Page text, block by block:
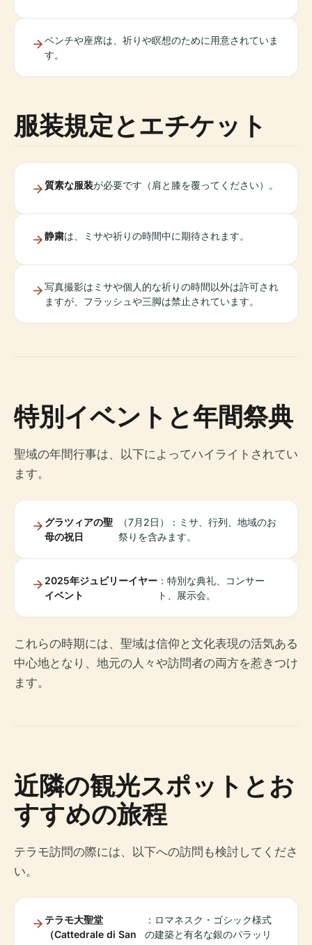
ベンチや座席は、祈りや瞑想のために用意されていま
す。
服装規定とエチケット
質素な服装が必要です（肩と膝を覆ってください）。
静粛は、ミサや祈りの時間中に期待されます。
写真撮影はミサや個人的な祈りの時間以外は許可され
ますが、フラッシュや三脚は禁止されています。
特別イベントと年間祭典
聖域の年間行事は、以下によってハイライトされてい
ます。
グラツィアの聖
母の祝日
（7月2日）：ミサ、行列、地域のお
祭りを含みます。
2025年ジュビリーイヤー
イベント
：特別な典礼、コンサー
ト、展示会。
これらの時期には、聖域は信仰と文化表現の活気ある
中心地となり、地元の人々や訪問者の両方を惹きつけ
ます。
近隣の観光スポットとお
すすめの旅程
テラモ訪問の際には、以下への訪問も検討してくださ
い。
テラモ大聖堂
（Cattedrale di San
：ロマネスク・ゴシック様式
の建築と有名な銀のパラッリ